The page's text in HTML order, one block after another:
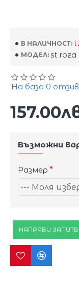
В НАЛИЧНОСТ:
МОДЕЛ: st roza
На база 0
Възможни
Размер
НАПРАВИ